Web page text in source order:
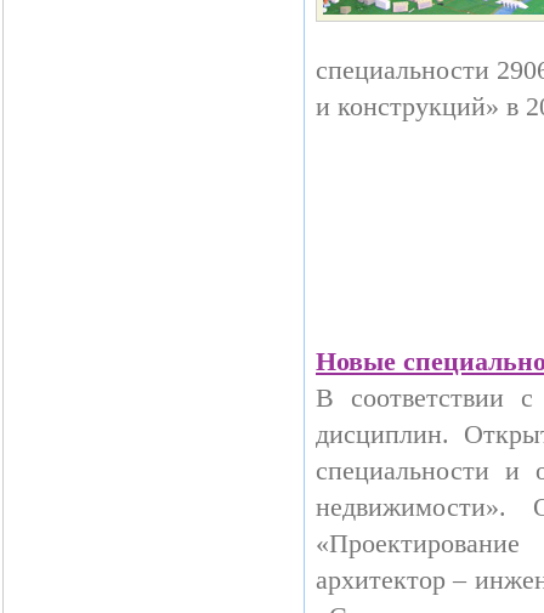
специальности
и конструкций» в
Новые
В соответствии
дисциплин.
специальности и
недвижимости».
архитектор –